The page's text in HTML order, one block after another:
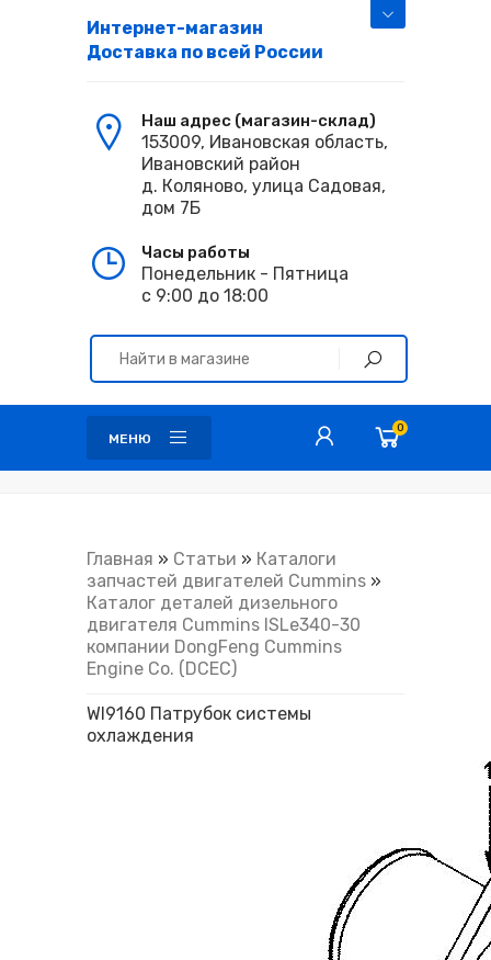
Интернет-магазин
Доставка по всей России
Наш адрес (магазин-склад)
153009, Ивановская область,
Ивановский район
д. Коляново, улица Садовая,
дом 7Б
Часы работы
Понедельник - Пятница
с 9:00 до 18:00
МЕНЮ
0
Главная » Статьи » Каталоги
запчастей двигателей Cummins »
Каталог деталей дизельного
двигателя Cummins ISLe340-30
компании DongFeng Cummins
Engine Co. (DCEC)
WI9160 Патрубок системы
охлаждения